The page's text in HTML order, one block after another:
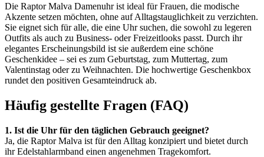
Die Raptor Malva Damenuhr ist ideal für Frauen, die modische
Akzente setzen möchten, ohne auf Alltagstauglichkeit zu verzichten.
Sie eignet sich für alle, die eine Uhr suchen, die sowohl zu legeren
Outfits als auch zu Business- oder Freizeitlooks passt. Durch ihr
elegantes Erscheinungsbild ist sie außerdem eine schöne
Geschenkidee – sei es zum Geburtstag, zum Muttertag, zum
Valentinstag oder zu Weihnachten. Die hochwertige Geschenkbox
rundet den positiven Gesamteindruck ab.
Häufig gestellte Fragen (FAQ)
1. Ist die Uhr für den täglichen Gebrauch geeignet?
Ja, die Raptor Malva ist für den Alltag konzipiert und bietet durch
ihr Edelstahlarmband einen angenehmen Tragekomfort.